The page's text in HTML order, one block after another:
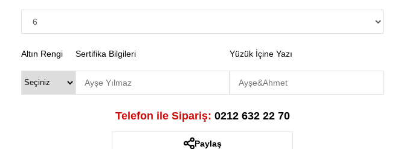
Altın Rengi Sertifika Bilgileri Yüzük İçine Yazı
Telefon ile Sipariş: 0212 632 22 70
Paylaş